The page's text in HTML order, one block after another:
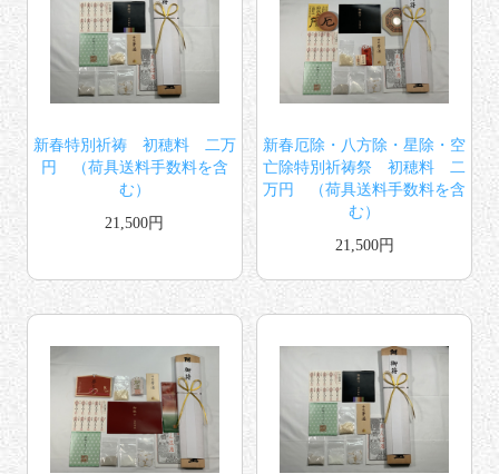
新春特別祈祷 初穂料 二万
円 （荷具送料手数料を含
む）
21,500円
新春厄除・八方除・星除・空
亡除特別祈祷祭 初穂料 二
万円 （荷具送料手数料を含
む）
21,500円